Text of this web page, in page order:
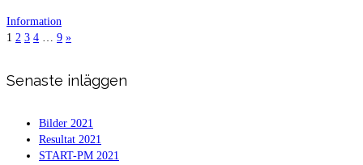
Information
1 2 3 4 … 9 »
Senaste inläggen
Bilder 2021
Resultat 2021
START-PM 2021